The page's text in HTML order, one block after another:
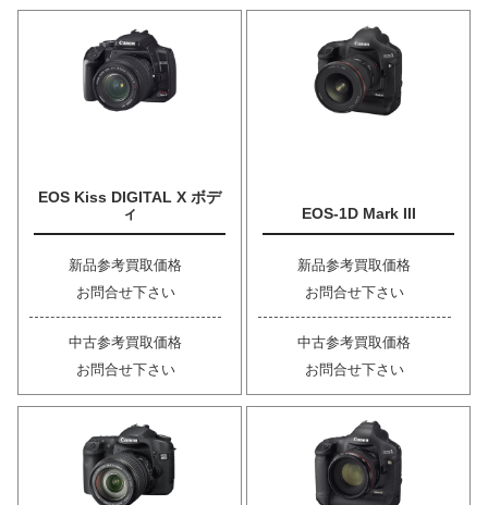
EOS Kiss DIGITAL X ボデ
ィ
新品参考買取価格
お問合せ下さい
中古参考買取価格
お問合せ下さい
EOS-1D Mark III
新品参考買取価格
お問合せ下さい
中古参考買取価格
お問合せ下さい